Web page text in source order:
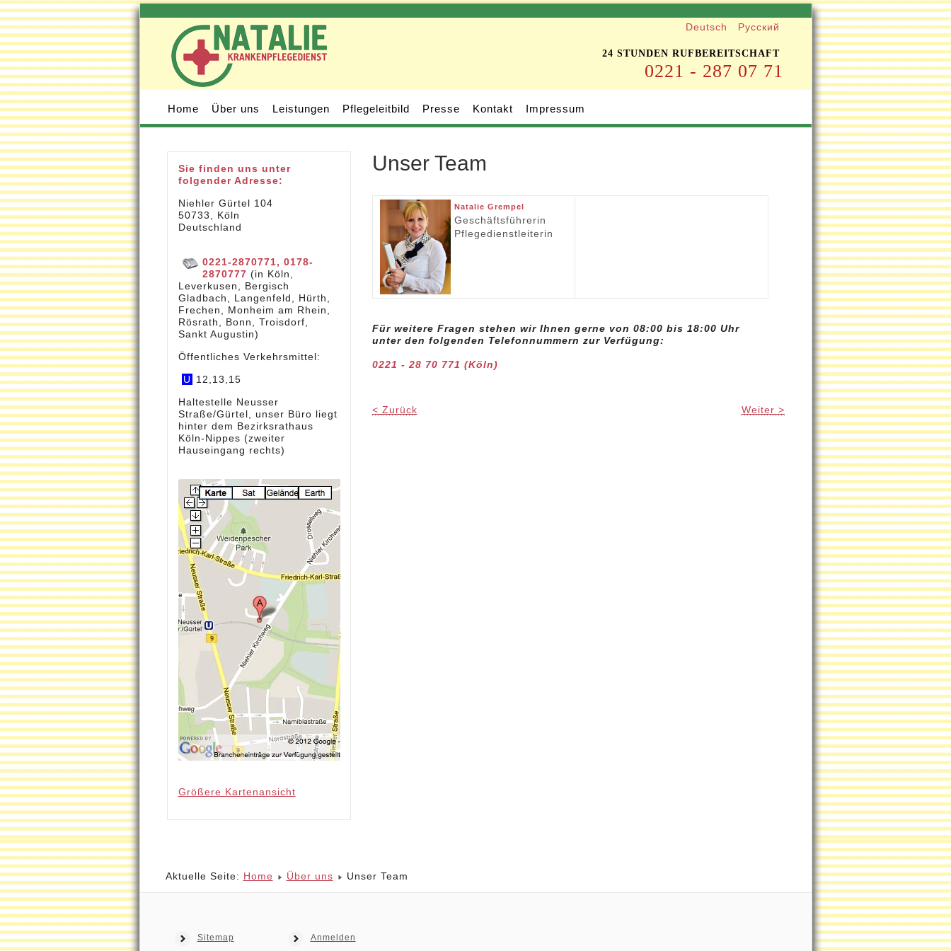
Deutsch Русский
24 STUNDEN RUFBEREITSCHAFT
0221 - 287 07 71
Home Über uns Leistungen Pflegeleitbild Presse Kontakt Impressum
Sie finden uns unter
folgender Adresse:
Niehler Gürtel 104
50733, Köln
Deutschland
0221-2870771, 0178-
2870777 (in Köln,
Leverkusen, Bergisch
Gladbach, Langenfeld, Hürth,
Frechen, Monheim am Rhein,
Rösrath, Bonn, Troisdorf,
Sankt Augustin)
Öffentliches Verkehrsmittel:
U
12,13,15
Haltestelle Neusser
Straße/Gürtel, unser Büro liegt
hinter dem Bezirksrathaus
Köln-Nippes (zweiter
Hauseingang rechts)
Größere Kartenansicht
Unser Team
Natalie Grempel
Geschäftsführerin
Pflegedienstleiterin
Für weitere Fragen stehen wir Ihnen gerne von 08:00 bis 18:00 Uhr
unter den folgenden Telefonnummern zur Verfügung:
0221 - 28 70 771 (Köln)
< Zurück Weiter >
Aktuelle Seite: Home Über uns Unser Team
Sitemap Anmelden